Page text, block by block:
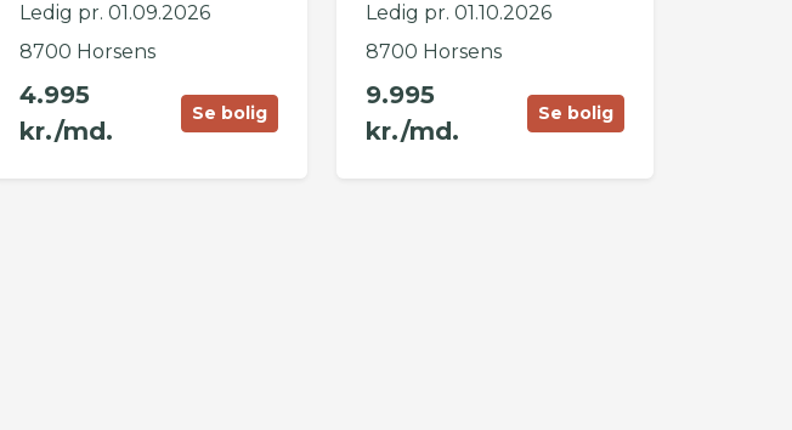
Ledig pr. 01.09.2026
8700 Horsens
4.995
kr./md.
Se bolig
Ledig pr. 01.10.2026
8700 Horsens
9.995
kr./md.
Se bolig